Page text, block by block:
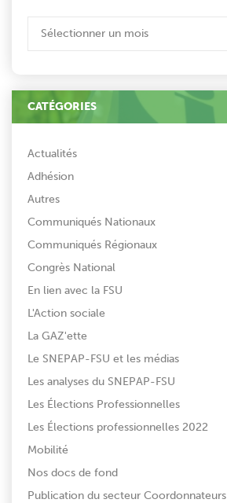
CATÉGORIES
Actualités
Adhésion
Autres
Communiqués Nationaux
Communiqués Régionaux
Congrès National
En lien avec la FSU
L'Action sociale
La GAZ'ette
Le SNEPAP-FSU et les médias
Les analyses du SNEPAP-FSU
Les Élections Professionnelles
Les Élections professionnelles 2022
Mobilité
Nos docs de fond
Publication du secteur Coordonnateurs